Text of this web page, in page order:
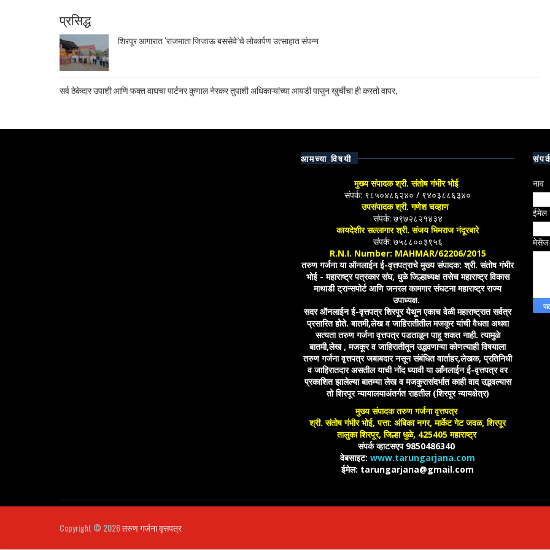
प्रसिद्ध
शिरपूर आगारात ‘राजमाता जिजाऊ बससेवे’चे लोकार्पण उत्साहात संपन्न
सर्व ठेकेदार उपाशी आणि फक्त वाघचा पार्टनर कुणाल नेरकर तुपाशी अधिकाऱ्यांच्या आयडी पासुन खुर्चीचा ही करतो वापर,
आमच्या विषयी
मुख्य संपादक श्री. संतोष गंभीर भोई
संपर्क: ९८५०४८६२४० / ९४०३८८६३४०
उपसंपादक श्री. गणेश चव्हाण
संपर्क: ७९७२८२१४३४
कायदेशीर सल्लागार श्री. संजय भिमराज नंदूरबारे
संपर्क: ७५८८००३९५६
R.N.I. Number: MAHMAR/62206/2015
तरुण गर्जना या ऑनलाईन ई-वृत्तपत्राचे मुख्य संपादक: श्री. संतोष गंभीर
भोई - महाराष्ट्र पत्रकार संघ, धुळे जिल्हाध्यक्ष तसेच महाराष्ट्र विकास
माथाडी ट्रान्सपोर्ट आणि जनरल कामगार संघटना महाराष्ट्र राज्य
उपाध्यक्ष.
सदर ऑनलाईन ई-वृत्तपत्र शिरपूर येथून एकाच वेळी महाराष्ट्रात सर्वत्र
प्रसारित होते. बातमी,लेख व जाहिरातीतील मजकूर यांची वैधता अथवा
सत्यता तरुण गर्जना वृत्तपत्र पडताळून पाहू शकत नाही. त्यामुळे
बातमी,लेख , मजकूर व जाहिरातीतून उद्भवणाऱ्या कोणत्याही विषयाला
तरुण गर्जना वृत्तपत्र जबाबदार नसून संबंधित वार्ताहर,लेखक, प्रतिनिधी
व जाहिरातदार असतील याची नोंद घ्यावी या आँनलाईन ई-वृत्तपत्र वर
प्रकाशित झालेल्या बातम्या लेख व मजकुरासंदर्भात काही वाद उद्भवल्यास
तो शिरपूर न्यायालयाअंतर्गत राहतील (शिरपूर न्यायक्षेत्र)
मुख्य संपादक तरुण गर्जना वृत्तपत्र
श्री. संतोष गंभीर भोई, पत्ता: अंबिका नगर, मार्केट गेट जवळ, शिरपूर
तालुका शिरपूर, जिल्हा धुळे, 425405 महाराष्ट्र
संपर्क व्हाटसएप 9850486340
वेबसाइट: www.tarungarjana.com
ईमेल: tarungarjana@gmail.com
नाव
ईमेल
मेसेज
Copyright © 2026तरुण गर्जना वृत्तपत्र